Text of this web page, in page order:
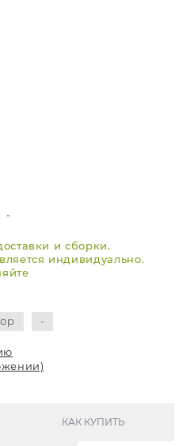
-
и сборки.
индивидуально.
-
КАК КУПИТЬ